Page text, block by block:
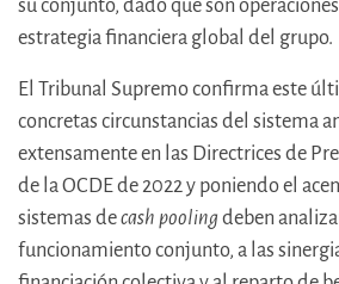
su conjunto, dado que son
estrategia financiera global del grupo.
El Tribunal Supremo confirma este
concretas circunstancias del sistema
extensamente en las Directrices de
de la OCDE de 2022 y poniendo el
sistemas decash pooling deben
funcionamiento conjunto, a las